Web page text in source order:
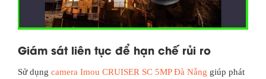
Giám sát liên tục để hạn chế rủi ro
Sử dụng camera Imou CRUISER SC 5MP Đà Nẵng giúp phát